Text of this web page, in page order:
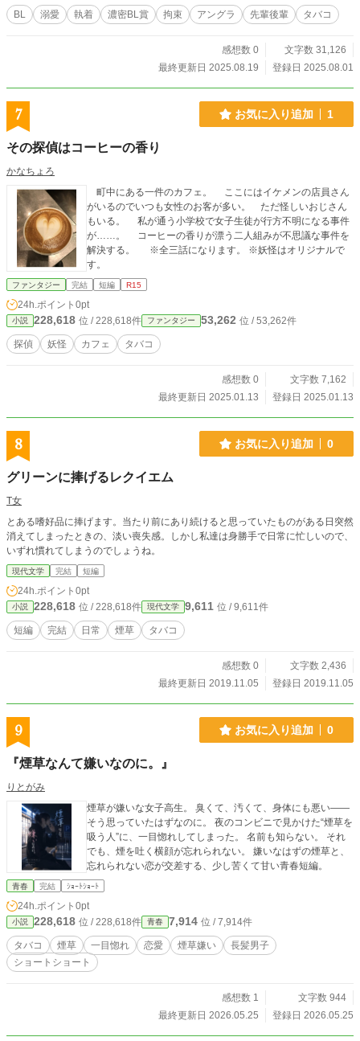
BL 溺愛 執着 濃密BL賞 拘束 アングラ 先輩後輩 タバコ
感想数 0
文字数 31,126
最終更新日 2025.08.19
登録日 2025.08.01
7 お気に入り追加 1
その探偵はコーヒーの香り
かなちょろ
町中にある一件のカフェ。 ここにはイケメンの店員さん
がいるのでいつも女性のお客が多い。 ただ怪しいおじさん
もいる。 私が通う小学校で女子生徒が行方不明になる事件
が……。 コーヒーの香りが漂う二人組みが不思議な事件を
解決する。 ※全三話になります。 ※妖怪はオリジナルで
す。
ファンタジー 完結 短編 R15
24h.ポイント 0pt
小説 228,618 位 / 228,618件 ファンタジー 53,262 位 / 53,262件
探偵 妖怪 カフェ タバコ
感想数 0
文字数 7,162
最終更新日 2025.01.13
登録日 2025.01.13
8 お気に入り追加 0
グリーンに捧げるレクイエム
T女
とある嗜好品に捧げます。当たり前にあり続けると思っていたものがある日突然
消えてしまったときの、淡い喪失感。しかし私達は身勝手で日常に忙しいので、
いずれ慣れてしまうのでしょうね。
現代文学 完結 短編
24h.ポイント 0pt
小説 228,618 位 / 228,618件 現代文学 9,611 位 / 9,611件
短編 完結 日常 煙草 タバコ
感想数 0
文字数 2,436
最終更新日 2019.11.05
登録日 2019.11.05
9 お気に入り追加 0
『煙草なんて嫌いなのに。』
りとがみ
煙草が嫌いな女子高生。 臭くて、汚くて、身体にも悪い――
そう思っていたはずなのに。 夜のコンビニで見かけた“煙草を
吸う人”に、一目惚れしてしまった。 名前も知らない。 それ
でも、煙を吐く横顔が忘れられない。 嫌いなはずの煙草と、
忘れられない恋が交差する、少し苦くて甘い青春短編。
青春 完結 ｼｮｰﾄｼｮｰﾄ
24h.ポイント 0pt
小説 228,618 位 / 228,618件 青春 7,914 位 / 7,914件
タバコ 煙草 一目惚れ 恋愛 煙草嫌い
長髪男子
ショートショート
感想数 1
文字数 944
最終更新日 2026.05.25
登録日 2026.05.25